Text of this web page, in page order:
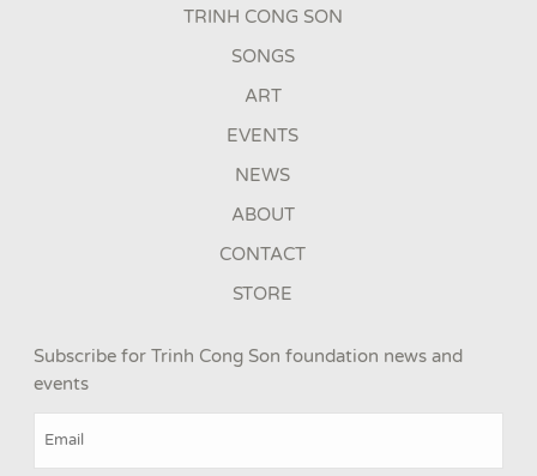
TRINH CONG SON
SONGS
ART
EVENTS
NEWS
ABOUT
CONTACT
STORE
Subscribe for Trinh Cong Son foundation news and
events